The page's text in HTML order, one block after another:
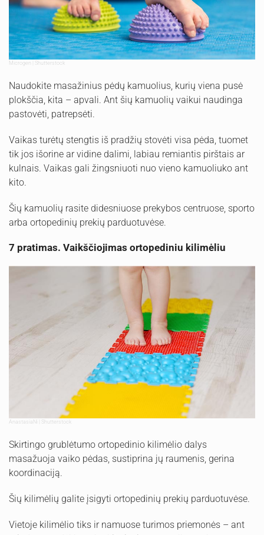
Microgen | Shutterstock
Naudokite masažinius pėdų kamuolius, kurių viena pusė
plokščia, kita – apvali. Ant šių kamuolių vaikui naudinga
pastovėti, patrepsėti.
Vaikas turėtų stengtis iš pradžių stovėti visa pėda, tuomet
tik jos išorine ar vidine dalimi, labiau remiantis pirštais ar
kulnais. Vaikas gali žingsniuoti nuo vieno kamuoliuko ant
kito.
Šių kamuolių rasite didesniuose prekybos centruose, sporto
arba ortopedinių prekių parduotuvėse.
7 pratimas. Vaikščiojimas ortopediniu kilimėliu
AnastasiaNi | Shutterstock
Skirtingo grublėtumo ortopedinio kilimėlio dalys
masažuoja vaiko pėdas, sustiprina jų raumenis, gerina
koordinaciją.
Šių kilimėlių galite įsigyti ortopedinių prekių parduotuvėse.
Vietoje kilimėlio tiks ir namuose turimos priemonės – ant